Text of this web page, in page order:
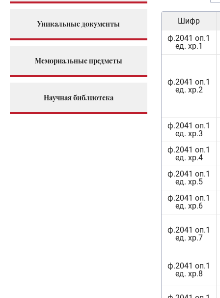
Уникальные документы
Мемориальные предметы
Научная библиотека
Шифр
ф.2041 оп.1
ед. хр.1
ф.2041 оп.1
ед. хр.2
ф.2041 оп.1
ед. хр.3
ф.2041 оп.1
ед. хр.4
ф.2041 оп.1
ед. хр.5
ф.2041 оп.1
ед. хр.6
ф.2041 оп.1
ед. хр.7
ф.2041 оп.1
ед. хр.8